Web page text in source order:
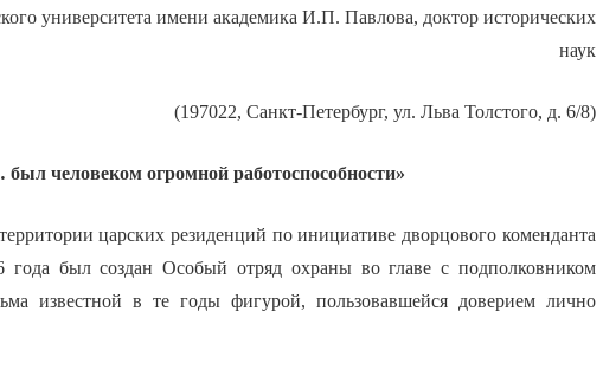
университета имени академика И.П. Павлова, доктор исторических
наук
(197022, Санкт-Петербург, ул. Льва Толстого, д. 6/8)
человеком огромной работоспособности»
царских резиденций по инициативе дворцового коменданта
был создан Особый отряд охраны во главе с подполковником
известной в те годы фигурой, пользовавшейся доверием лично